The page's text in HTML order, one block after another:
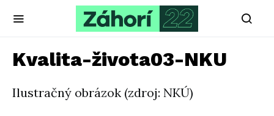
Kvalita-života03-NKU
Ilustračný obrázok (zdroj: NKÚ)